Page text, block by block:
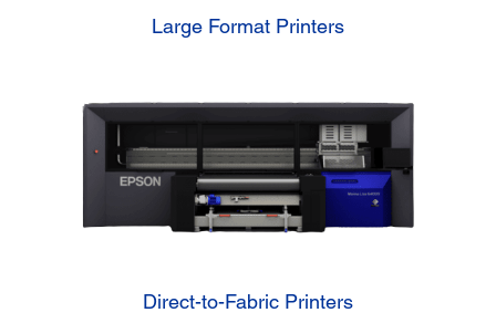
Large Format Printers
Direct-to-Fabric Printers